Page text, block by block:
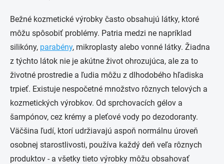
Bežné kozmetické výrobky často obsahujú látky, ktoré
môžu spôsobiť problémy. Patria medzi ne napríklad
silikóny, parabény, mikroplasty alebo vonné látky. Žiadna
z týchto látok nie je akútne život ohrozujúca, ale za to
životné prostredie a ľudia môžu z dlhodobého hľadiska
trpieť. Existuje nespočetné množstvo rôznych telových a
kozmetických výrobkov. Od sprchovacích gélov a
šampónov, cez krémy a pleťové vody po dezodoranty.
Väčšina ľudí, ktorí udržiavajú aspoň normálnu úroveň
osobnej starostlivosti, používa každý deň veľa rôznych
produktov - a všetky tieto výrobky môžu obsahovať